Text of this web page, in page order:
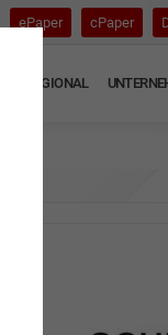
ePaper cPaper
REGIONAL